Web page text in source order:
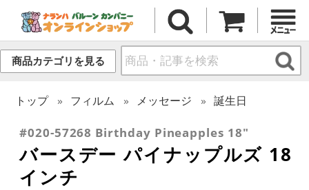
商品カテゴリを見る
トップ フィルム メッセージ 誕生日
#020-57268 Birthday Pineapples 18"
バースデー パイナップルズ 18
インチ